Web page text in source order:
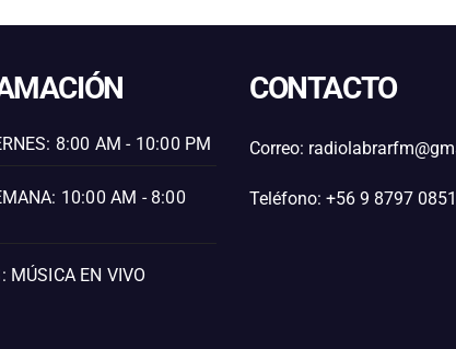
8:00 AM - 10:00 PM
10:00 AM - 8:00
MÚSICA EN VIVO
CONTACTO
Correo:
Teléfono: +56 9 8797 0851